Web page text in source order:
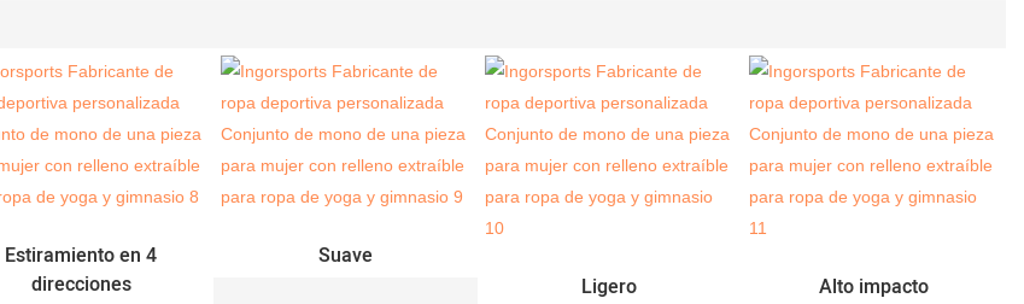
Estiramiento en 4
direcciones
Suave
Ligero
Alto impacto